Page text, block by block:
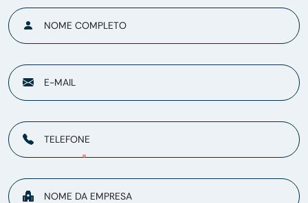
NOME COMPLETO
E-MAIL
TELEFONE
NOME DA EMPRESA